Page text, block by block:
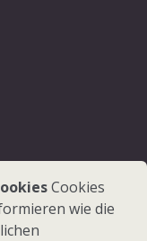
Cookies
wie die